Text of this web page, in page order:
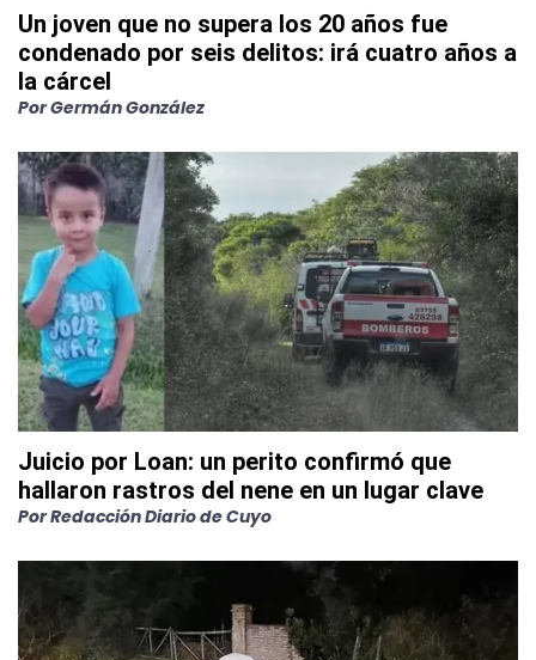
Un joven que no supera los 20 años fue
condenado por seis delitos: irá cuatro años a
la cárcel
PorGermán González
Juicio por Loan: un perito confirmó que
hallaron rastros del nene en un lugar clave
PorRedacción Diario de Cuyo